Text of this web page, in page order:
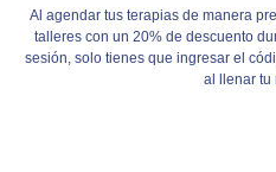
Al agendar tus terapias de manera
talleres con un 20% de descuento
sesión, solo tienes que ingresar el
al llenar tu